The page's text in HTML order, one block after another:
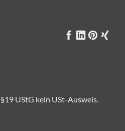
UStG kein USt-Ausweis.